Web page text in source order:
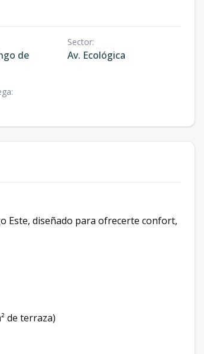
de
Sector:
Av. Ecológica
:
Este, diseñado para ofrecerte confort,
de terraza)